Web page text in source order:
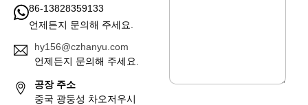
86-13828359133
언제든지 문의해 주세요.
hy156@czhanyu.com
언제든지 문의해 주세요.
공장 주소
중국 광둥성 차오저우시